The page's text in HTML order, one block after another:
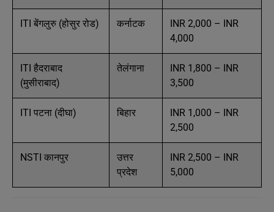
ITI बेंगलुरु (होसुर रोड) कर्नाटक
INR 2,000 – INR
4,000
ITI हैदराबाद
(मुसीराबाद)
तेलंगाना
INR 1,800 – INR
3,500
ITI पटना (दीघा) बिहार
INR 1,000 – INR
2,500
NSTI कानपुर
उत्तर
प्रदेश
INR 2,500 – INR
5,000